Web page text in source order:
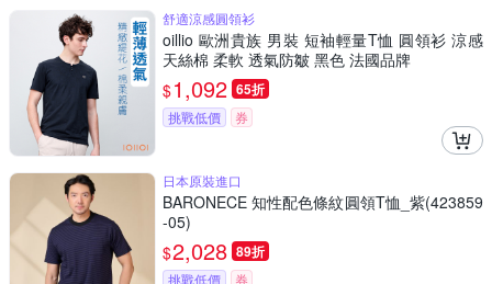
舒適涼感圓領衫
oillio 歐洲貴族 男裝 短袖輕量T恤 圓領衫 涼感
天絲棉 柔軟 透氣防皺 黑色 法國品牌
$1,092 65折
挑戰低價 券
日本原裝進口
BARONECE 知性配色條紋圓領T恤_紫(423859
-05)
$2,028 89折
挑戰低價 券